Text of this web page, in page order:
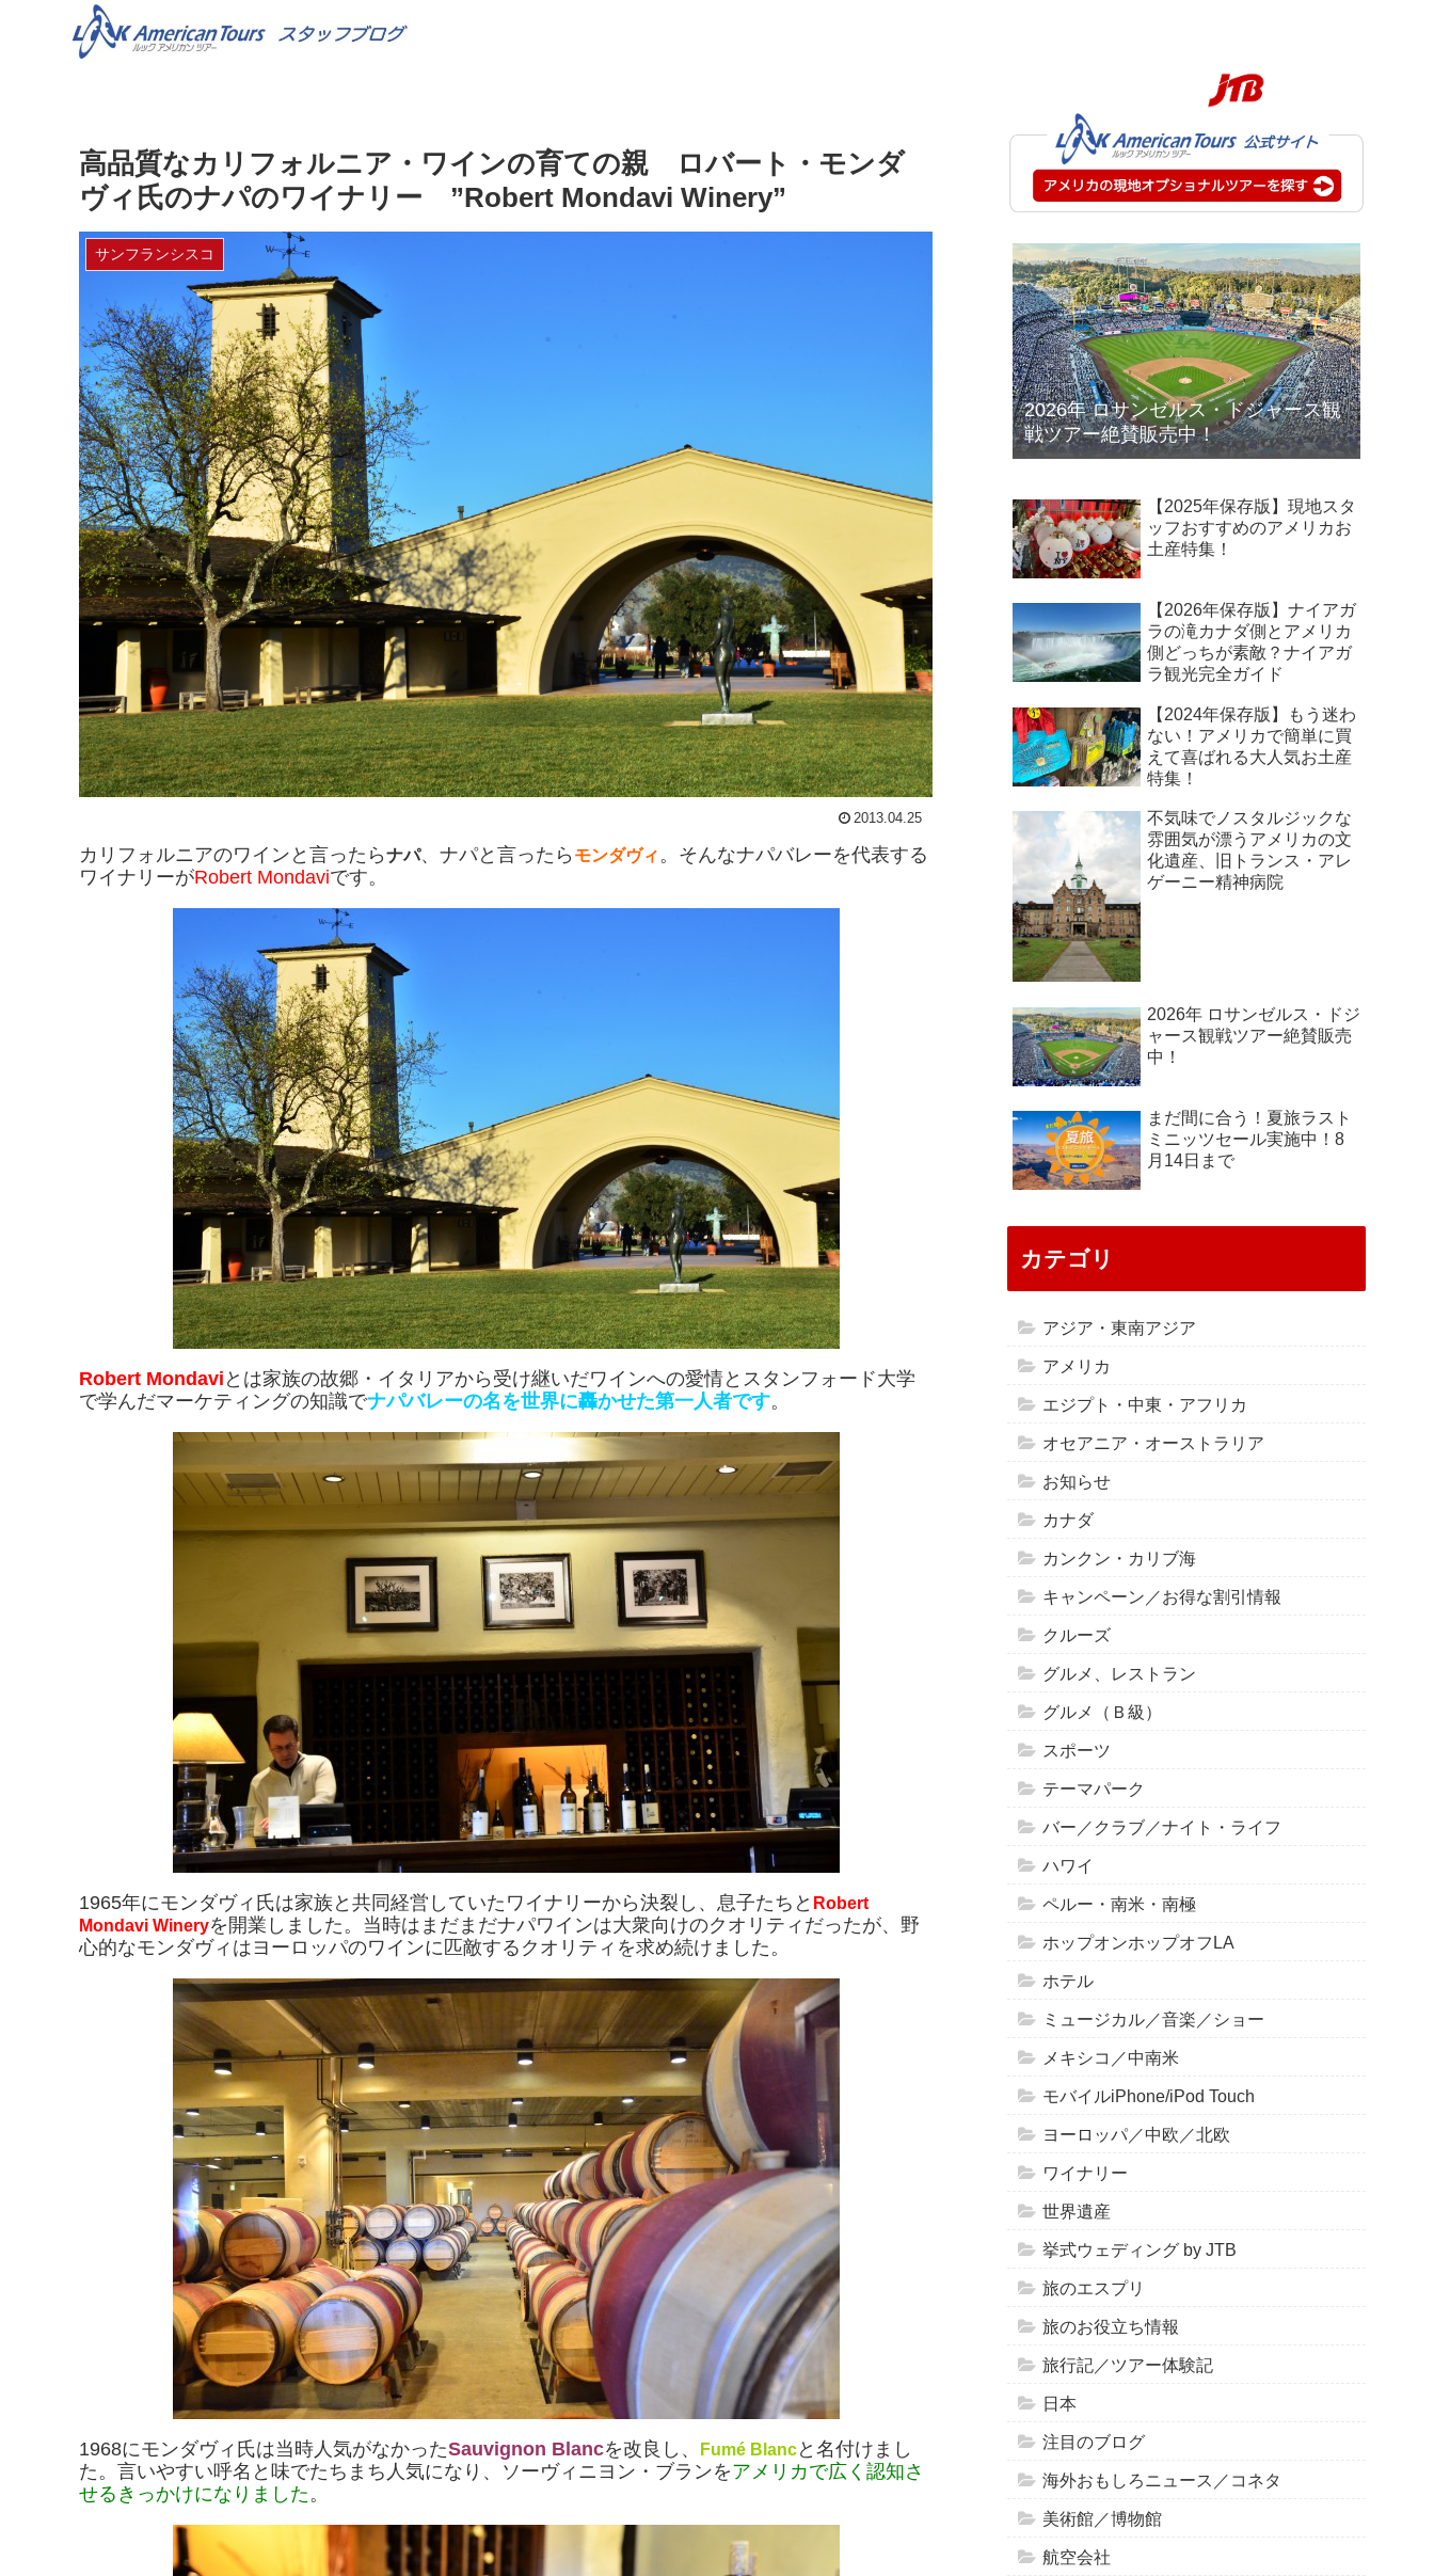
高品質なカリフォルニア・ワインの育ての親 ロバート・モンダ
ヴィ氏のナパのワイナリー ”Robert Mondavi Winery”
サンフランシスコ
2013.04.25
カリフォルニアのワインと言ったらナパ、ナパと言ったら モンダヴィ 。そんなナパバレーを代表する
ワイナリーがRobert Mondaviです。
Robert Mondavi とは家族の故郷・イタリアから受け継いだワインへの愛情とスタンフォード大学
で学んだマーケティングの知識でナパバレーの名を世界に轟かせた第一人者です。
1965年にモンダヴィ氏は家族と共同経営していたワイナリーから決裂し、息子たちと Robert
Mondavi Wineryを開業しました。当時はまだまだナパワインは大衆向けのクオリティだったが、野
心的なモンダヴィはヨーロッパのワインに匹敵するクオリティを求め続けました。
1968にモンダヴィ氏は当時人気がなかったSauvignon Blancを改良し、 Fumé Blancと名付けまし
た。言いやすい呼名と味でたちまち人気になり、ソーヴィニヨン・ブランをアメリカで広く認知さ
せるきっかけになりました 。
2026年 ロサンゼルス・ドジャース観
戦ツアー絶賛販売中！
【2025年保存版】現地スタ
ッフおすすめのアメリカお
土産特集！
【2026年保存版】ナイアガ
ラの滝カナダ側とアメリカ
側どっちが素敵？ナイアガ
ラ観光完全ガイド
【2024年保存版】もう迷わ
ない！アメリカで簡単に買
えて喜ばれる大人気お土産
特集！
不気味でノスタルジックな
雰囲気が漂うアメリカの文
化遺産、旧トランス・アレ
ゲーニー精神病院
2026年 ロサンゼルス・ドジ
ャース観戦ツアー絶賛販売
中！
まだ間に合う！夏旅ラスト
ミニッツセール実施中！8
月14日まで
カテゴリ
アジア・東南アジア
アメリカ
エジプト・中東・アフリカ
オセアニア・オーストラリア
お知らせ
カナダ
カンクン・カリブ海
キャンペーン／お得な割引情報
クルーズ
グルメ、レストラン
グルメ（Ｂ級）
スポーツ
テーマパーク
バー／クラブ／ナイト・ライフ
ハワイ
ペルー・南米・南極
ホップオンホップオフLA
ホテル
ミュージカル／音楽／ショー
メキシコ／中南米
モバイルiPhone/iPod Touch
ヨーロッパ／中欧／北欧
ワイナリー
世界遺産
挙式ウェディング by JTB
旅のエスプリ
旅のお役立ち情報
旅行記／ツアー体験記
日本
注目のブログ
海外おもしろニュース／コネタ
美術館／博物館
航空会社